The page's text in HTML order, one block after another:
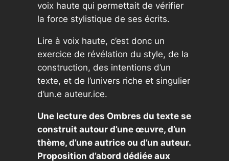
voix haute qui permettait de vérifier
la force stylistique de ses écrits.
Lire à voix haute, c’est donc un
exercice de révélation du style, de la
construction, des intentions d’un
texte, et de l’univers riche et singulier
d’un.e auteur.ice.
Une lecture des Ombres du texte se
construit autour d’une œuvre, d’un
thème, d’une autrice ou d’un auteur.
Proposition d’abord dédiée aux